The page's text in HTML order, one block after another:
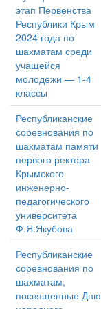
этап Первенства
Республики Крым
2024 года по
шахматам среди
учащейся
молодежи — 1-4
классы
Республиканские
соревнования по
шахматам памяти
первого ректора
Крымского
инженерно-
педагогического
университета
Ф.Я.Якубова
Республиканские
соревнования по
шахматам,
посвященные Дню